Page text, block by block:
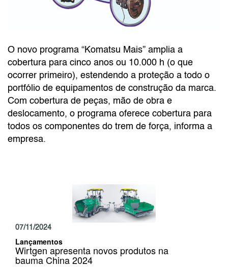
O novo programa “Komatsu Mais” amplia a
cobertura para cinco anos ou 10.000 h (o que
ocorrer primeiro), estendendo a proteção a todo o
portfólio de equipamentos de construção da marca.
Com cobertura de peças, mão de obra e
deslocamento, o programa oferece cobertura para
todos os componentes do trem de força, informa a
empresa.
07/11/2024
Lançamentos
Wirtgen apresenta novos produtos na
bauma China 2024